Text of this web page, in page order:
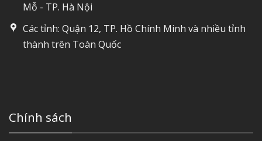
Mỗ - TP. Hà Nội
Các tỉnh: Quận 12, TP. Hồ Chính Minh và nhiều tỉnh
thành trên Toàn Quốc
Chính sách